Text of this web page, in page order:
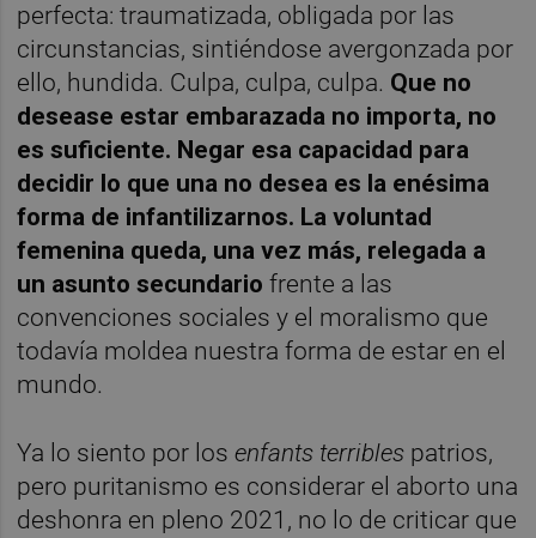
perfecta: traumatizada, obligada por las
circunstancias, sintiéndose avergonzada por
ello, hundida. Culpa, culpa, culpa. Que no
desease estar embarazada no importa, no
es suficiente. Negar esa capacidad para
decidir lo que una no desea es la enésima
forma de infantilizarnos. La voluntad
femenina queda, una vez más, relegada a
un asunto secundario frente a las
convenciones sociales y el moralismo que
todavía moldea nuestra forma de estar en el
mundo.
Ya lo siento por losenfants terribles patrios,
pero puritanismo es considerar el aborto una
deshonra en pleno 2021, no lo de criticar que